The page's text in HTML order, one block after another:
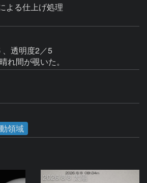
よる仕上げ処理
、透明度2／5
れ間が覗いた。
領域
2026/8/8 太陽